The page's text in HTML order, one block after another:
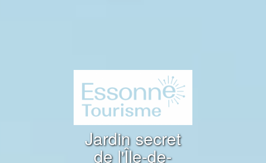
Jardin secret
de l'Île-de-